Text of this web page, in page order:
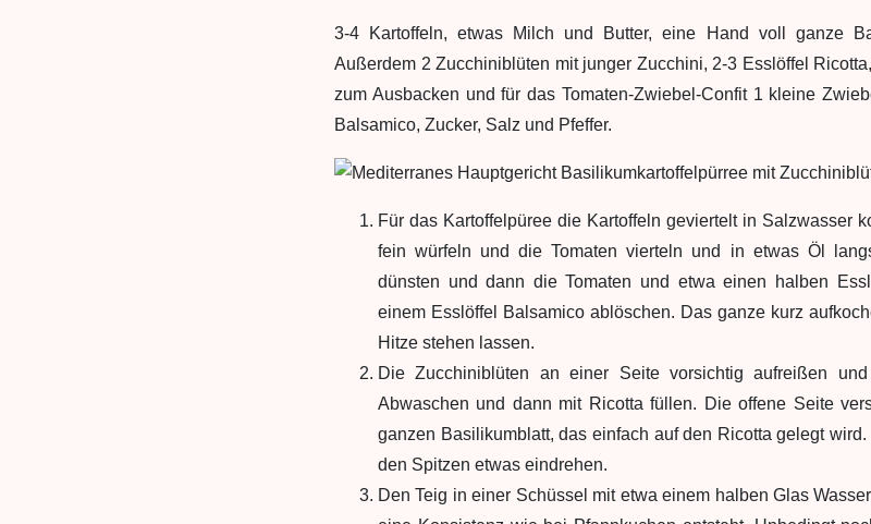
3-4 Kartoffeln, etwas Milch und Butter, eine Hand voll ganze
Außerdem 2 Zucchiniblüten mit junger Zucchini, 2-3 Esslöffel
zum Ausbacken und für das Tomaten-Zwiebel-Confit 1 kleine
Balsamico, Zucker, Salz und Pfeffer.
Für das Kartoffelpüree die Kartoffeln geviertelt in Salzwasser
fein würfeln und die Tomaten vierteln und in etwas Öl
dünsten und dann die Tomaten und etwa einen halben
einem Esslöffel Balsamico ablöschen. Das ganze kurz
Hitze stehen lassen.
Die Zucchiniblüten an einer Seite vorsichtig aufreißen
Abwaschen und dann mit Ricotta füllen. Die offene Seite
ganzen Basilikumblatt, das einfach auf den Ricotta gelegt
den Spitzen etwas eindrehen.
Den Teig in einer Schüssel mit etwa einem halben Glas